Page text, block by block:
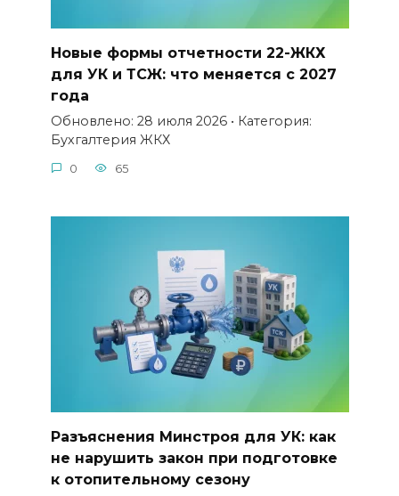
Новые формы отчетности 22-ЖКХ
для УК и ТСЖ: что меняется с 2027
года
Обновлено: 28 июля 2026 • Категория:
Бухгалтерия ЖКХ
0 65
Разъяснения Минстроя для УК: как
не нарушить закон при подготовке
к отопительному сезону